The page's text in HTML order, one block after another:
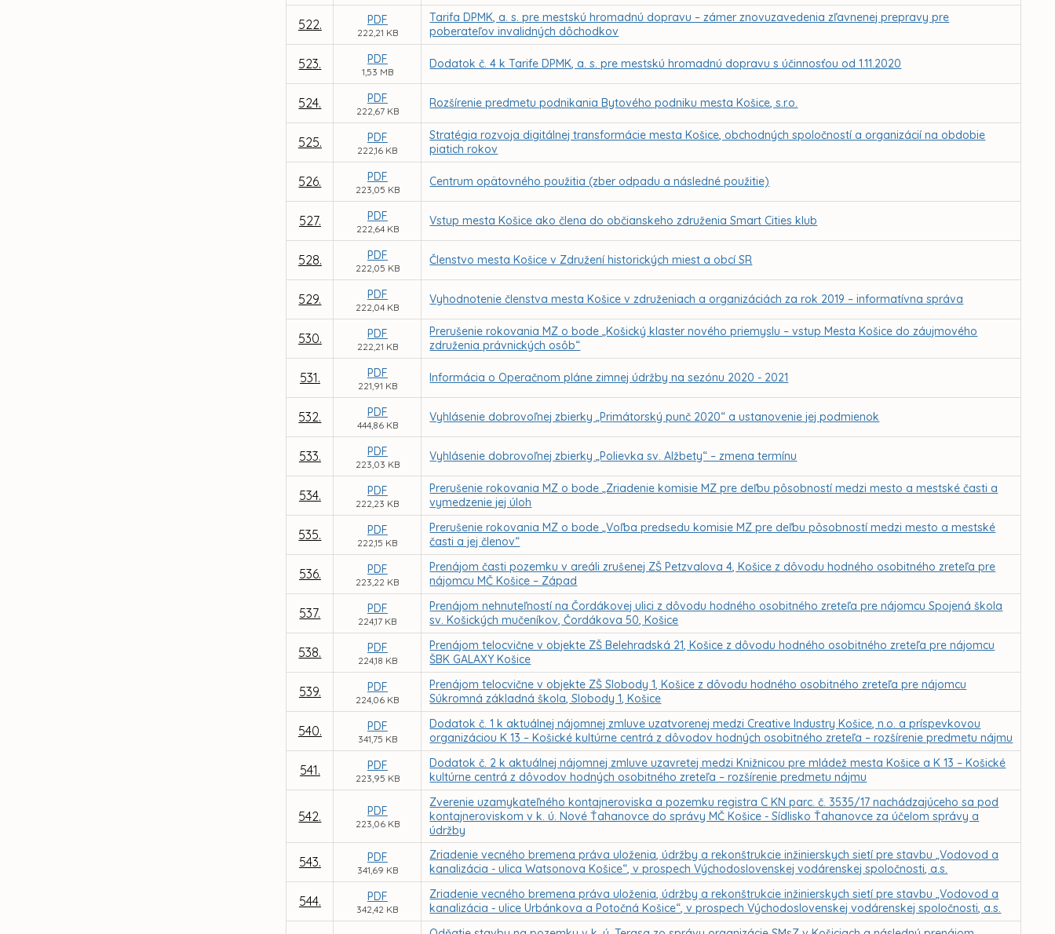
522. PDF
222,21 KB
Tarifa DPMK, a. s. pre mestskú hromadnú dopravu – zámer znovuzavedenia zľavnenej prepravy pre
poberateľov invalidných dôchodkov
523. PDF
1,53 MB
Dodatok č. 4 k Tarife DPMK, a. s. pre mestskú hromadnú dopravu s účinnosťou od 1.11.2020
524. PDF
222,67 KB
Rozšírenie predmetu podnikania Bytového podniku mesta Košice, s.r.o.
525. PDF
222,16 KB
Stratégia rozvoja digitálnej transformácie mesta Košice, obchodných spoločností a organizácií na obdobie
piatich rokov
526. PDF
223,05 KB
Centrum opätovného použitia (zber odpadu a následné použitie)
527. PDF
222,64 KB
Vstup mesta Košice ako člena do občianskeho združenia Smart Cities klub
528. PDF
222,05 KB
Členstvo mesta Košice v Združení historických miest a obcí SR
529. PDF
222,04 KB
Vyhodnotenie členstva mesta Košice v združeniach a organizáciách za rok 2019 – informatívna správa
530. PDF
222,21 KB
Prerušenie rokovania MZ o bode „Košický klaster nového priemyslu – vstup Mesta Košice do záujmového
združenia právnických osôb“
531. PDF
221,91 KB
Informácia o Operačnom pláne zimnej údržby na sezónu 2020 - 2021
532. PDF
444,86 KB
Vyhlásenie dobrovoľnej zbierky „Primátorský punč 2020“ a ustanovenie jej podmienok
533. PDF
223,03 KB
Vyhlásenie dobrovoľnej zbierky „Polievka sv. Alžbety“ – zmena termínu
534. PDF
222,23 KB
Prerušenie rokovania MZ o bode „Zriadenie komisie MZ pre deľbu pôsobností medzi mesto a mestské časti a
vymedzenie jej úloh
535. PDF
222,15 KB
Prerušenie rokovania MZ o bode „Voľba predsedu komisie MZ pre deľbu pôsobností medzi mesto a mestské
časti a jej členov“
536. PDF
223,22 KB
Prenájom časti pozemku v areáli zrušenej ZŠ Petzvalova 4, Košice z dôvodu hodného osobitného zreteľa pre
nájomcu MČ Košice – Západ
537. PDF
224,17 KB
Prenájom nehnuteľností na Čordákovej ulici z dôvodu hodného osobitného zreteľa pre nájomcu Spojená škola
sv. Košických mučeníkov, Čordákova 50, Košice
538. PDF
224,18 KB
Prenájom telocvične v objekte ZŠ Belehradská 21, Košice z dôvodu hodného osobitného zreteľa pre nájomcu
ŠBK GALAXY Košice
539. PDF
224,06 KB
Prenájom telocvične v objekte ZŠ Slobody 1, Košice z dôvodu hodného osobitného zreteľa pre nájomcu
Súkromná základná škola, Slobody 1, Košice
540. PDF
341,75 KB
Dodatok č. 1 k aktuálnej nájomnej zmluve uzatvorenej medzi Creative Industry Košice, n.o. a príspevkovou
organizáciou K 13 – Košické kultúrne centrá z dôvodov hodných osobitného zreteľa – rozšírenie predmetu nájmu
541. PDF
223,95 KB
Dodatok č. 2 k aktuálnej nájomnej zmluve uzavretej medzi Knižnicou pre mládež mesta Košice a K 13 – Košické
kultúrne centrá z dôvodov hodných osobitného zreteľa – rozšírenie predmetu nájmu
542. PDF
223,06 KB
Zverenie uzamykateľného kontajneroviska a pozemku registra C KN parc. č. 3535/17 nachádzajúceho sa pod
kontajneroviskom v k. ú. Nové Ťahanovce do správy MČ Košice - Sídlisko Ťahanovce za účelom správy a
údržby
543. PDF
341,69 KB
Zriadenie vecného bremena práva uloženia, údržby a rekonštrukcie inžinierskych sietí pre stavbu „Vodovod a
kanalizácia - ulica Watsonova Košice“, v prospech Východoslovenskej vodárenskej spoločnosti, a.s.
544. PDF
342,42 KB
Zriadenie vecného bremena práva uloženia, údržby a rekonštrukcie inžinierskych sietí pre stavbu „Vodovod a
kanalizácia - ulice Urbánkova a Potočná Košice“, v prospech Východoslovenskej vodárenskej spoločnosti, a.s.